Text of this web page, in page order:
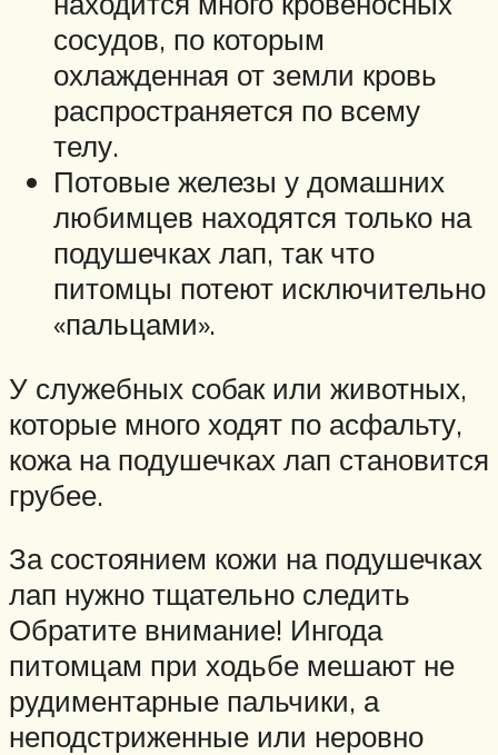
сосудов, по которым
охлажденная от земли кровь
распространяется по всему
телу.
Потовые железы у домашних
любимцев находятся только на
подушечках лап, так что
питомцы потеют исключительно
«пальцами».
У служебных собак или животных,
которые много ходят по асфальту,
кожа на подушечках лап становится
грубее.
За состоянием кожи на подушечках
лап нужно тщательно следить
Обратите внимание! Ингода
питомцам при ходьбе мешают не
рудиментарные пальчики, а
неподстриженные или неровно